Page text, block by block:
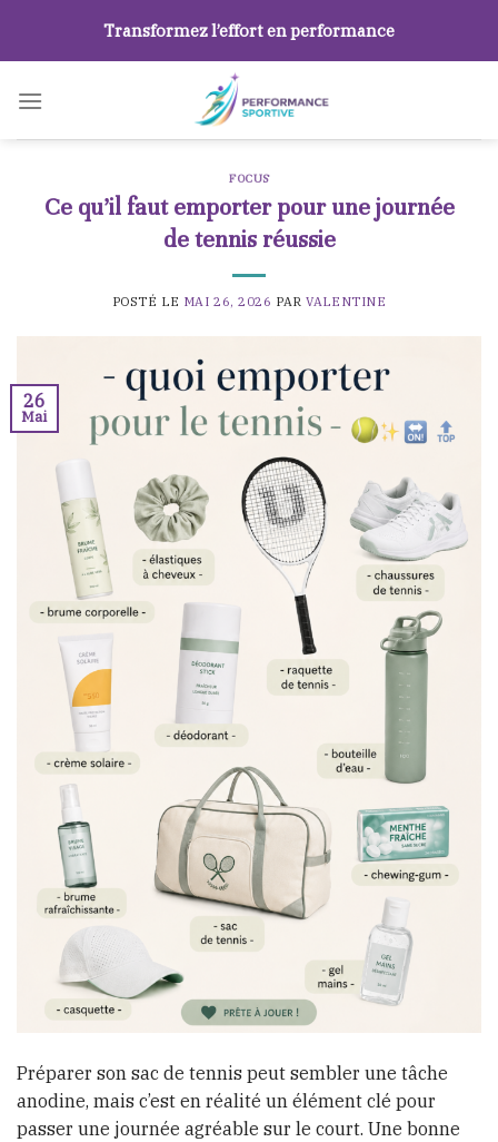
content
Transformez l’effort en performance
FOCUS
Ce qu’il faut emporter pour une journée
de tennis réussie
POSTÉ LE MAI 26, 2026 PARVALENTINE
26
Mai
Préparer son sac de tennis peut sembler une tâche
anodine, mais c’est en réalité un élément clé pour
passer une journée agréable sur le court. Une bonne